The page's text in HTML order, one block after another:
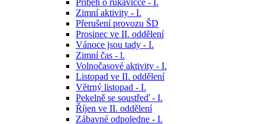
Příběh o rukavičce - I.
Zimní aktivity - I.
Přerušení provozu ŠD
Prosinec ve II. oddělení
Vánoce jsou tady - I.
Zimní čas - l.
Volnočasové aktivity - I.
Listopad ve II. oddělení
Větrný listopad - I.
Pekelně se soustřeď - I.
Říjen ve II. oddělení
Zábavné odpoledne - I.